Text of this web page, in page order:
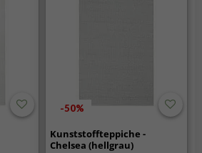
-50%
Kunststoffteppiche -
Chelsea (hellgrau)